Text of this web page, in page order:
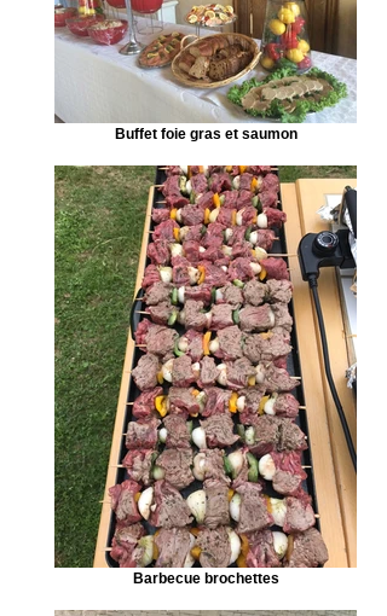
Buffet foie gras et saumon
Barbecue brochettes